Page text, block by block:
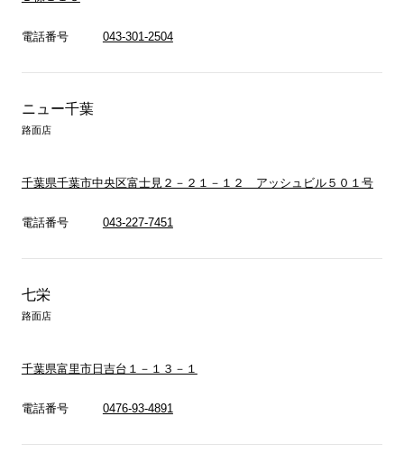
電話番号 043-301-2504
ニュー千葉
路面店
千葉県千葉市中央区富士見２－２１－１２ アッシュビル５０１号
電話番号 043-227-7451
七栄
路面店
千葉県富里市日吉台１－１３－１
電話番号 0476-93-4891